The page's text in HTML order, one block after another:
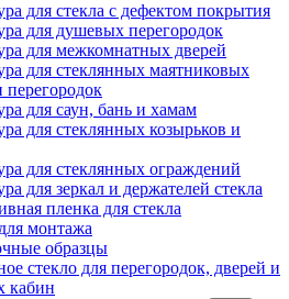
для стекла с дефектом покрытия
для душевых перегородок
для межкомнатных дверей
для стеклянных маятниковых
перегородок
для саун, бань и хамам
для стеклянных козырьков и
для стеклянных ограждений
для зеркал и держателей стекла
пленка для стекла
монтажа
образцы
стекло для перегородок, дверей и
кабин